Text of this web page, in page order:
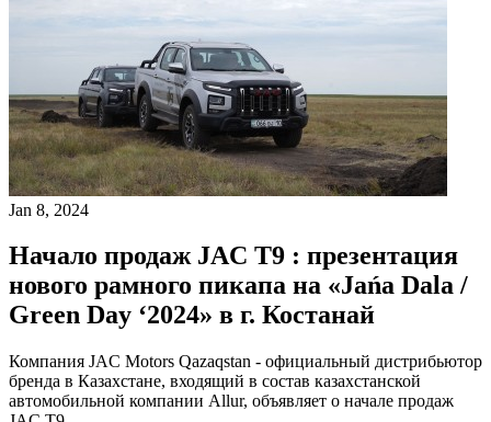
Jan 8, 2024
Начало продаж JAC T9 : презентация
нового рамного пикапа на «Jańa Dala /
Green Day ‘2024» в г. Костанай
Компания JAC Motors Qazaqstan - официальный дистрибьютор
бренда в Казахстане, входящий в состав казахстанской
автомобильной компании Allur, объявляет о начале продаж